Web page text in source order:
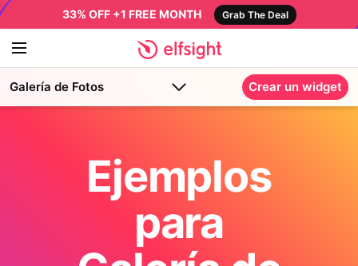
33% OFF +1 FREE MONTH Grab The Deal
Galería de Fotos Crear un widget
Ejemplos
para